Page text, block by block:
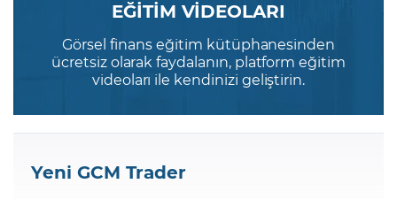
EĞİTİM VİDEOLARI
Görsel finans eğitim kütüphanesinden
ücretsiz olarak faydalanın, platform eğitim
videoları ile kendinizi geliştirin.
Yeni GCM Trader